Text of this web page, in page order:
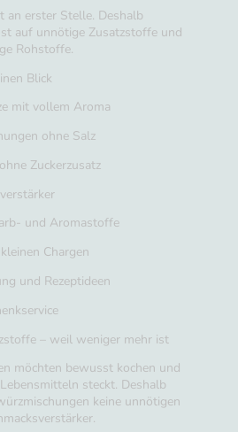
an erster Stelle. Deshalb
auf unnötige Zusatzstoffe und
Rohstoffe.
Blick
mit vollem Aroma
ohne Salz
Zuckerzusatz
und Aromastoffe
Chargen
und Rezeptideen
– weil weniger mehr ist
möchten bewusst kochen und
steckt. Deshalb
keine unnötigen